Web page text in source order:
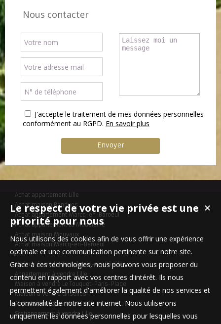
Nous contacter
J'accepte le traitement de mes données personnelles
conformément au RGPD. En savoir plus
Achat appartement Lille
Achat maison Bondues
Achat appartement Marcq-en-Baroeul
Achat appartement La Madeleine
Achat maison Mouvaux
Achat maison Marcq-en-Baroeul
Maison à vendre Templeuve-en-Pévèle
Appartement à vendre Lille
Maison à vendre Le Touquet-Paris-Plage
Maison à vendre Linselles
Appartement à vendre Lille
Stationnement à vendre Lille
✕
Le respect de votre vie privée est une
priorité pour nous
Nous utilisons des cookies afin de vous offrir une expérience
optimale et une communication pertinente sur notre site.
Grace à ces technologies, nous pouvons vous proposer du
contenu en rapport avec vos centres d'intérêt. Ils nous
permettent également d'améliorer la qualité de nos services et
la convivialité de notre site internet. Nous utiliserons
uniquement les données personnelles pour lesquelles vous